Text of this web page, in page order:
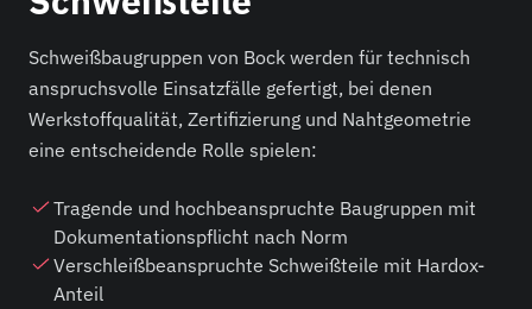
Schweißbaugruppen von Bock werden für technisch
anspruchsvolle Einsatzfälle gefertigt, bei denen
Werkstoffqualität, Zertifizierung und Nahtgeometrie
eine entscheidende Rolle spielen:
Tragende und hochbeanspruchte Baugruppen mit
Dokumentationspflicht nach Norm
Verschleißbeanspruchte Schweißteile mit Hardox-
Anteil